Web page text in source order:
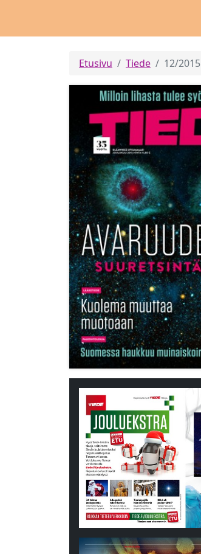
Etusivu Tiede 12/2015